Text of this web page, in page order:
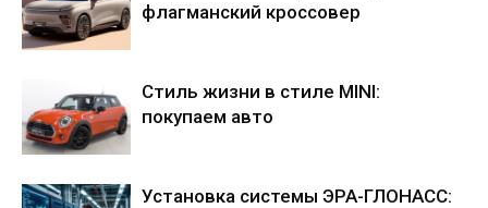
флагманский кроссовер
Стиль жизни в стиле MINI:
покупаем авто
Установка системы ЭРА-ГЛОНАСС: